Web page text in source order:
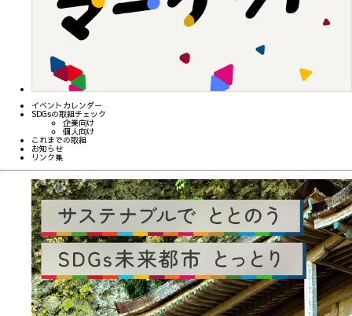
イベントカレンダー
SDGsの取組チェック
企業向け
個人向け
これまでの取組
お知らせ
リンク集